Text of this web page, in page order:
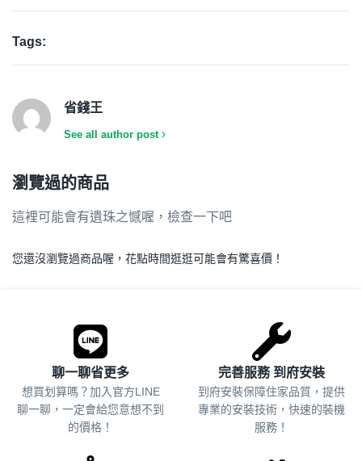
Tags:
省錢王
See all author post
瀏覽過的商品
這裡可能會有遺珠之憾喔，檢查一下吧
您還沒瀏覽過商品喔，花點時間逛逛可能會有驚喜價！
聊一聊省更多
想買划算嗎？加入官方LINE
聊一聊，一定會給您意想不到
的價格！
完善服務 到府安裝
到府安裝保障住家品質，提供
專業的安裝技術，快速的裝機
服務！